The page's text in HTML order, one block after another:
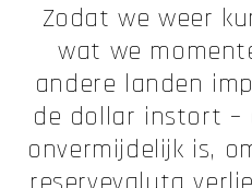
Zodat we weer
wat we
andere landen
de dollar instort
onvermijdelijk is,